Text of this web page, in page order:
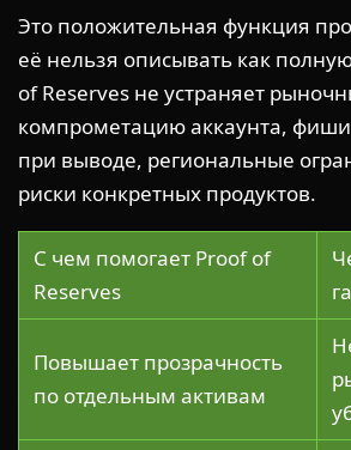
Это положительная функция
её нельзя описывать как
of Reserves не устраняет
компрометацию аккаунта,
при выводе, региональные
риски конкретных продуктов.
С чем помогает Proof of
Reserves
Повышает прозрачность
по отдельным активам